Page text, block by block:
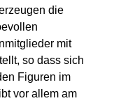
die
mit
so dass sich
Figuren im
vor allem am